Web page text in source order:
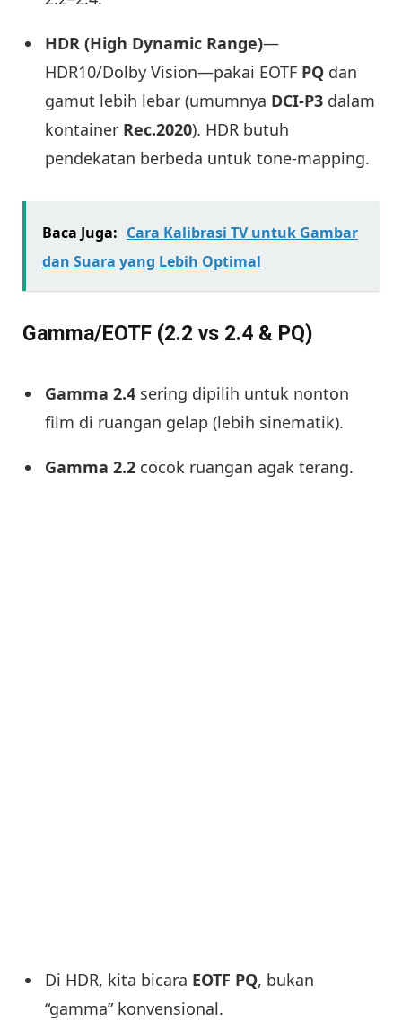
HDR (High Dynamic Range)—
HDR10/Dolby Vision—pakai EOTF PQ dan
gamut lebih lebar (umumnya DCI-P3 dalam
kontainer Rec.2020). HDR butuh
pendekatan berbeda untuk tone-mapping.
Baca Juga: Cara Kalibrasi TV untuk Gambar
dan Suara yang Lebih Optimal
Gamma/EOTF (2.2 vs 2.4 & PQ)
Gamma 2.4 sering dipilih untuk nonton
film di ruangan gelap (lebih sinematik).
Gamma 2.2 cocok ruangan agak terang.
Di HDR, kita bicara EOTF PQ, bukan
“gamma” konvensional.